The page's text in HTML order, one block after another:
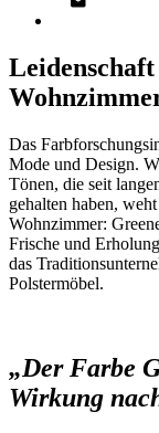
Das
Mode und Design.
Tönen, die seit
gehalten haben,
Wohnzimmer:
Frische und
das
Polstermöbel.
„Der Farbe
Wirkung